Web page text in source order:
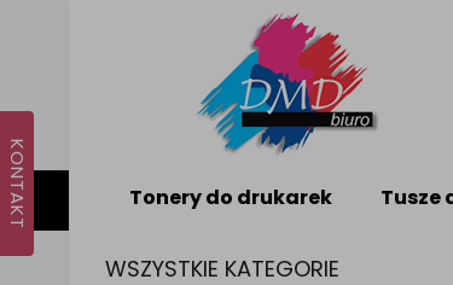
Tonery do drukarek Tusze
WSZYSTKIE KATEGORIE